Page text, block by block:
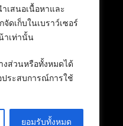
เสนอเนื้อหาและ
ดเก็บในเบราว์เซอร์
าเท่านั้น
งส่วนหรือทั้งหมดได้
ประสบการณ์การใช้
ยอมรับทั้งหมด